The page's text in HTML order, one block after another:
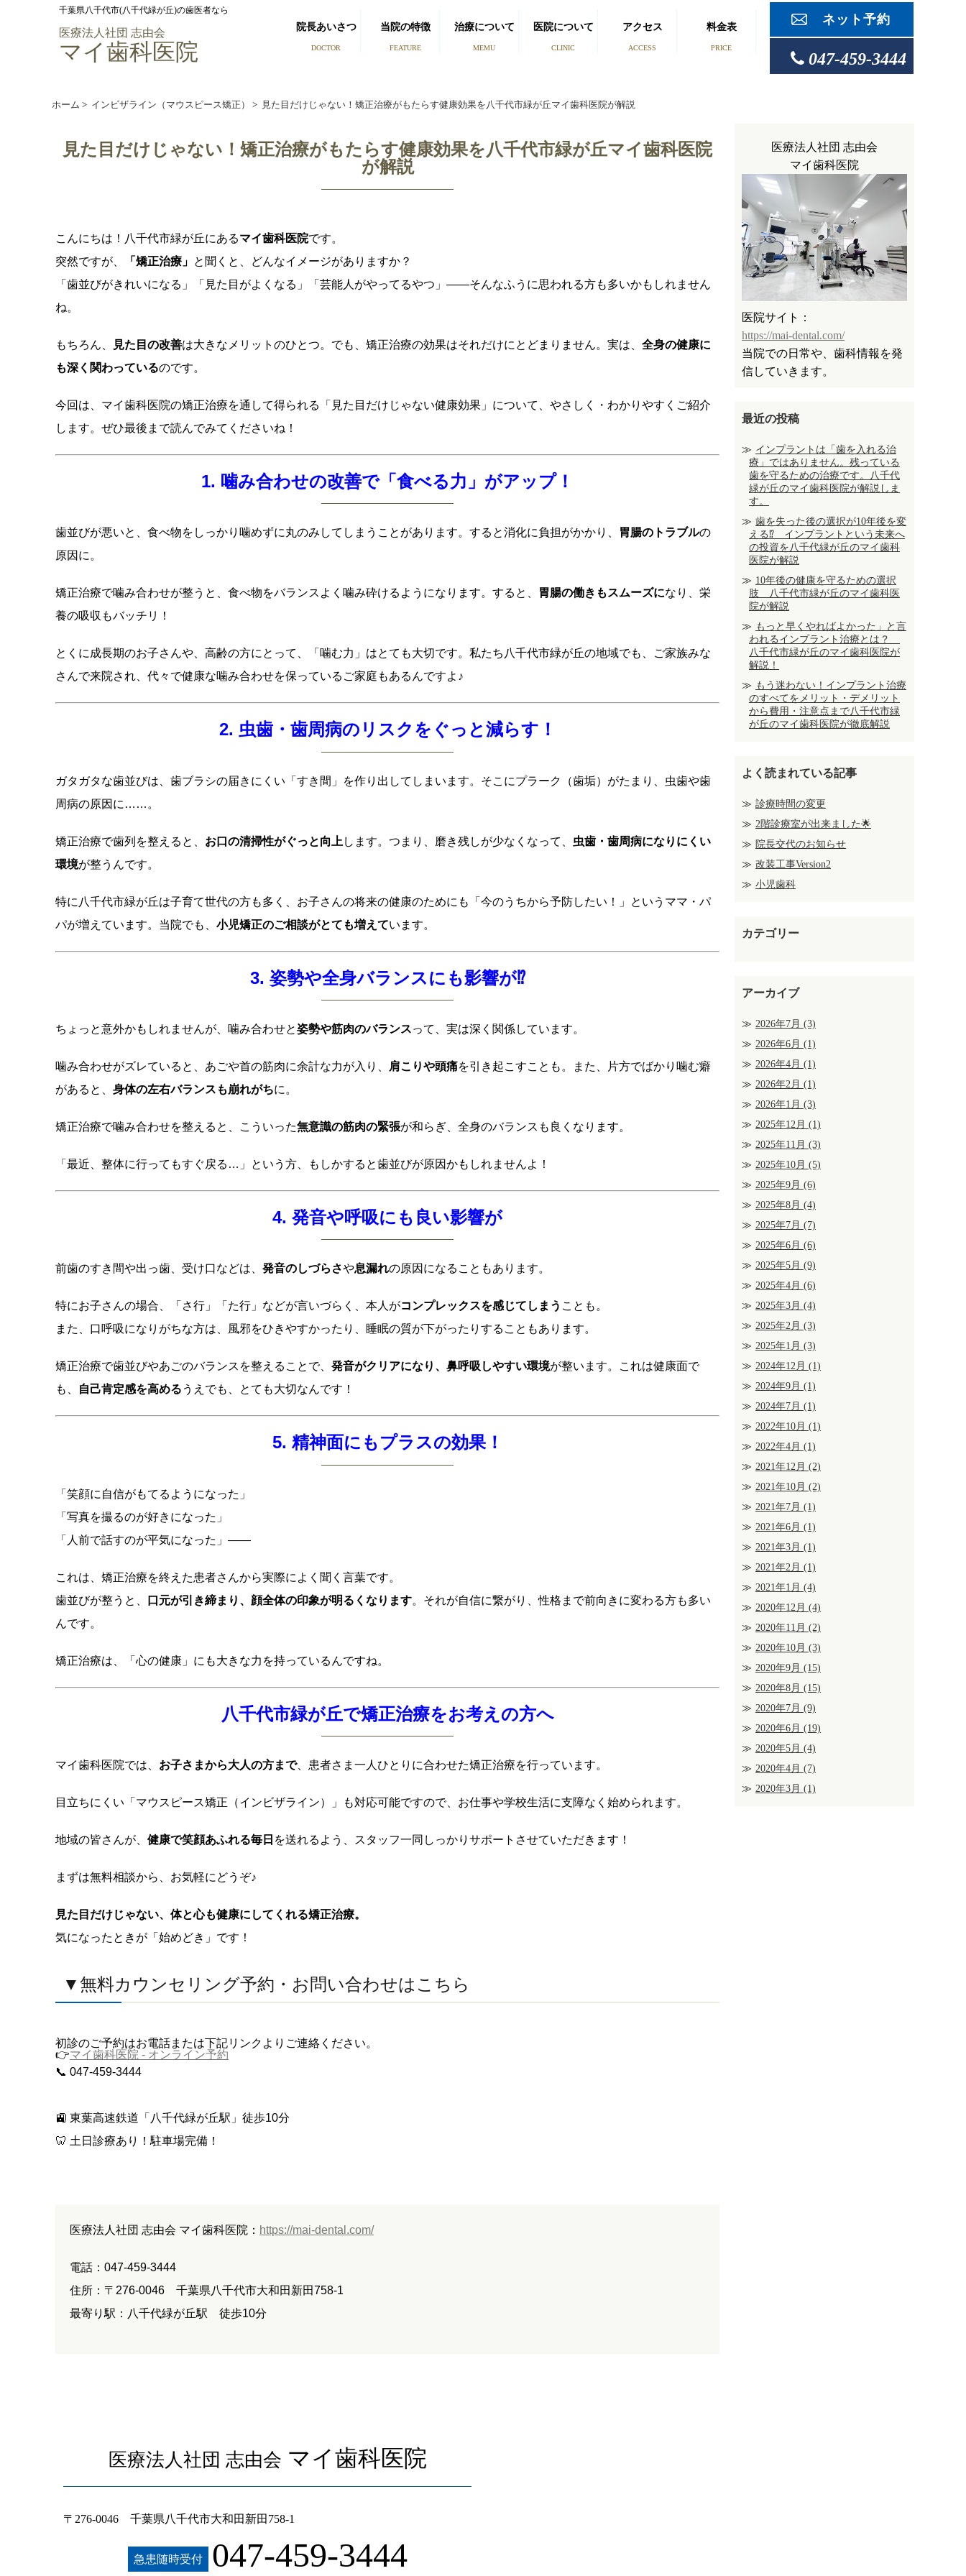
千葉県八千代市(八千代緑が丘)の歯医者なら
医療法人社団 志由会
マイ歯科医院
院長あいさつ
DOCTOR
当院の特徴
FEATURE
治療について
MEMU
医院について
CLINIC
アクセス
ACCESS
料金表
PRICE
ネット予約
047-459-3444
ホーム > インビザライン（マウスピース矯正） > 見た目だけじゃない！矯正治療がもたらす健康効果を八千代市緑が丘マイ歯科医院が解説
見た目だけじゃない！矯正治療がもたらす健康効果を八千代市緑が丘マイ歯科医院
が解説
こんにちは！八千代市緑が丘にあるマイ歯科医院です。
突然ですが、
「矯正治療」 と聞くと、どんなイメージがありますか？
「歯並びがきれいになる」「見た目がよくなる」「芸能人がやってるやつ」――そんなふうに思われる方も多いかもしれません
ね。
もちろん、 見た目の改善は大きなメリットのひとつ。でも、矯正治療の効果はそれだけにとどまりません。実は、 全身の健康に
も深く関わっているのです。
今回は、マイ歯科医院の矯正治療を通して得られる「見た目だけじゃない健康効果」について、やさしく・わかりやすくご紹介
します。ぜひ最後まで読んでみてくださいね！
1. 噛み合わせの改善で「食べる力」がアップ！
歯並びが悪いと、食べ物をしっかり噛めずに丸のみしてしまうことがあります。すると消化に負担がかかり、 胃腸のトラブルの
原因に。
矯正治療で噛み合わせが整うと、食べ物をバランスよく噛み砕けるようになります。すると、 胃腸の働きもスムーズになり、栄
養の吸収もバッチリ！
とくに成長期のお子さんや、高齢の方にとって、「噛む力」はとても大切です。私たち八千代市緑が丘の地域でも、ご家族みな
さんで来院され、代々で健康な噛み合わせを保っているご家庭もあるんですよ♪
2. 虫歯・歯周病のリスクをぐっと減らす！
ガタガタな歯並びは、歯ブラシの届きにくい「すき間」を作り出してしまいます。そこにプラーク（歯垢）がたまり、虫歯や歯
周病の原因に……。
矯正治療で歯列を整えると、 お口の清掃性がぐっと向上 します。つまり、磨き残しが少なくなって、 虫歯・歯周病になりにくい
環境が整うんです。
特に八千代市緑が丘は子育て世代の方も多く、お子さんの将来の健康のためにも「今のうちから予防したい！」というママ・パ
パが増えています。当院でも、 小児矯正のご相談がとても増えています。
3. 姿勢や全身バランスにも影響が⁉
ちょっと意外かもしれませんが、噛み合わせと姿勢や筋肉のバランスって、実は深く関係しています。
噛み合わせがズレていると、あごや首の筋肉に余計な力が入り、 肩こりや頭痛を引き起こすことも。また、片方でばかり噛む癖
があると、 身体の左右バランスも崩れがちに。
矯正治療で噛み合わせを整えると、こういった無意識の筋肉の緊張が和らぎ、全身のバランスも良くなります。
「最近、整体に行ってもすぐ戻る…」という方、もしかすると歯並びが原因かもしれませんよ！
4. 発音や呼吸にも良い影響が
前歯のすき間や出っ歯、受け口などは、 発音のしづらさや息漏れの原因になることもあります。
特にお子さんの場合、「さ行」「た行」などが言いづらく、本人がコンプレックスを感じてしまう ことも。
また、口呼吸になりがちな方は、風邪をひきやすかったり、睡眠の質が下がったりすることもあります。
矯正治療で歯並びやあごのバランスを整えることで、 発音がクリアになり、鼻呼吸しやすい環境が整います。これは健康面で
も、
自己肯定感を高める うえでも、とても大切なんです！
5. 精神面にもプラスの効果！
「笑顔に自信がもてるようになった」
「写真を撮るのが好きになった」
「人前で話すのが平気になった」――
これは、矯正治療を終えた患者さんから実際によく聞く言葉です。
歯並びが整うと、
口元が引き締まり、顔全体の印象が明るくなります。それが自信に繋がり、性格まで前向きに変わる方も多い
んです。
矯正治療は、「心の健康」にも大きな力を持っているんですね。
八千代市緑が丘で矯正治療をお考えの方へ
マイ歯科医院では、 お子さまから大人の方まで、患者さま一人ひとりに合わせた矯正治療を行っています。
目立ちにくい「マウスピース矯正（インビザライン）」も対応可能ですので、お仕事や学校生活に支障なく始められます。
地域の皆さんが、 健康で笑顔あふれる毎日 を送れるよう、スタッフ一同しっかりサポートさせていただきます！
まずは無料相談から、お気軽にどうぞ♪
見た目だけじゃない、体と心も健康にしてくれる矯正治療。
気になったときが「始めどき」です！
▼無料カウンセリング予約・お問い合わせはこちら
初診のご予約はお電話または下記リンクよりご連絡ください。
👉マイ歯科医院 - オンライン予約
📞 047-459-3444
🚉 東葉高速鉄道「八千代緑が丘駅」徒歩10分
🦷 土日診療あり！駐車場完備！
医療法人社団 志由会 マイ歯科医院： https://mai-dental.com/
電話：047-459-3444
住所：〒276-0046 千葉県八千代市大和田新田758-1
最寄り駅：八千代緑が丘駅 徒歩10分
医療法人社団 志由会
マイ歯科医院
医院サイト：
https://mai-dental.com/
当院での日常や、歯科情報を発
信していきます。
最近の投稿
インプラントは「歯を入れる治
療」ではありません。残っている
歯を守るための治療です。八千代
緑が丘のマイ歯科医院が解説しま
す。
歯を失った後の選択が10年後を変
える⁉ インプラントという未来へ
の投資を八千代緑が丘のマイ歯科
医院が解説
10年後の健康を守るための選択
肢 八千代市緑が丘のマイ歯科医
院が解説
もっと早くやればよかった」と言
われるインプラント治療とは？
八千代市緑が丘のマイ歯科医院が
解説！
もう迷わない！インプラント治療
のすべてをメリット・デメリット
から費用・注意点まで八千代市緑
が丘のマイ歯科医院が徹底解説
よく読まれている記事
診療時間の変更
2階診療室が出来ました🌟
院長交代のお知らせ
改装工事Version2
小児歯科
カテゴリー
アーカイブ
2026年7月 (3)
2026年6月 (1)
2026年4月 (1)
2026年2月 (1)
2026年1月 (3)
2025年12月 (1)
2025年11月 (3)
2025年10月 (5)
2025年9月 (6)
2025年8月 (4)
2025年7月 (7)
2025年6月 (6)
2025年5月 (9)
2025年4月 (6)
2025年3月 (4)
2025年2月 (3)
2025年1月 (3)
2024年12月 (1)
2024年9月 (1)
2024年7月 (1)
2022年10月 (1)
2022年4月 (1)
2021年12月 (2)
2021年10月 (2)
2021年7月 (1)
2021年6月 (1)
2021年3月 (1)
2021年2月 (1)
2021年1月 (4)
2020年12月 (4)
2020年11月 (2)
2020年10月 (3)
2020年9月 (15)
2020年8月 (15)
2020年7月 (9)
2020年6月 (19)
2020年5月 (4)
2020年4月 (7)
2020年3月 (1)
医療法人社団 志由会 マイ歯科医院
〒276-0046 千葉県八千代市大和田新田758-1
急患随時受付 047-459-3444